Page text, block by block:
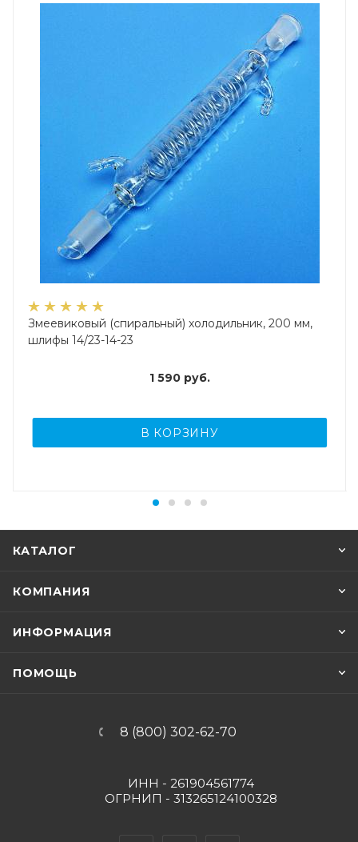
Змеевиковый (спиральный) холодильник, 200 мм,
шлифы 14/23-14-23
1 590руб.
В КОРЗИНУ
КАТАЛОГ
КОМПАНИЯ
ИНФОРМАЦИЯ
ПОМОЩЬ
8 (800) 302-62-70
ИНН - 261904561774
ОГРНИП - 313265124100328